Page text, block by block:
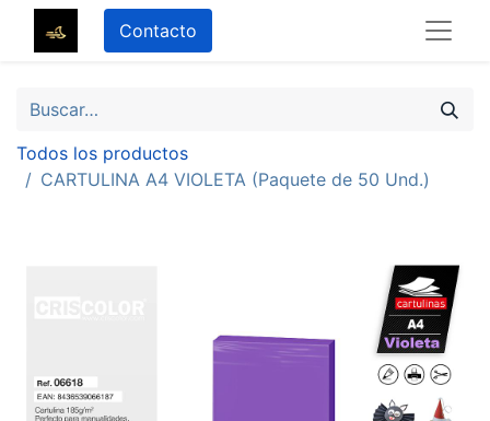
Contacto
Todos los productos
CARTULINA A4 VIOLETA (Paquete de 50 Und.)